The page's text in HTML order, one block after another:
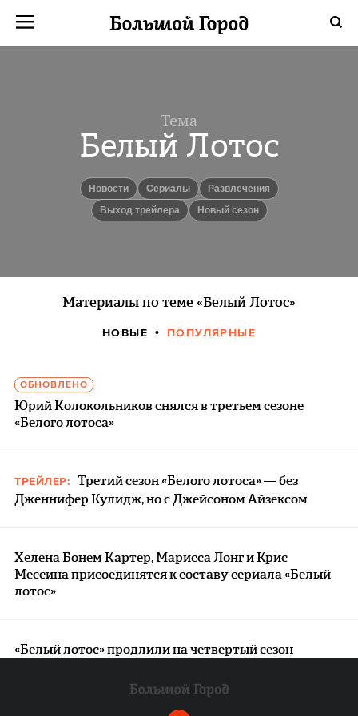
Тема
Белый Лотос
новости сериалы
Развлечения
Выход трейлера
новый сезон
Материалы по теме «Белый Лотос»
НОВЫЕ ПОПУЛЯРНЫЕ
ОБНОВЛЕНО
Юрий Колокольников снялся в третьем сезоне
«Белого лотоса»
ТРЕЙЛЕР: Третий сезон «Белого лотоса» — без
Дженнифер Кулидж, но с Джейсоном Айзексом
Хелена Бонем Картер, Марисса Лонг и Крис
Мессина присоединятся к составу сериала «Белый
лотос»
«Белый лотос» продлили на четвертый сезон